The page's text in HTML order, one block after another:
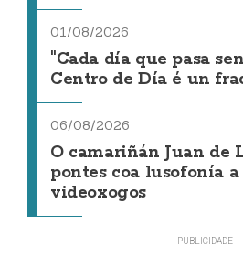
01/08/2026
"Cada día que pasa
Centro de Día é un
06/08/2026
O camariñán Juan de
pontes coa lusofonía
videoxogos